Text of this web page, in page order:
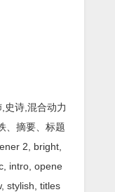
史诗,混合动力
、摘要、标题
2, bright,
intro, opene
stylish, titles